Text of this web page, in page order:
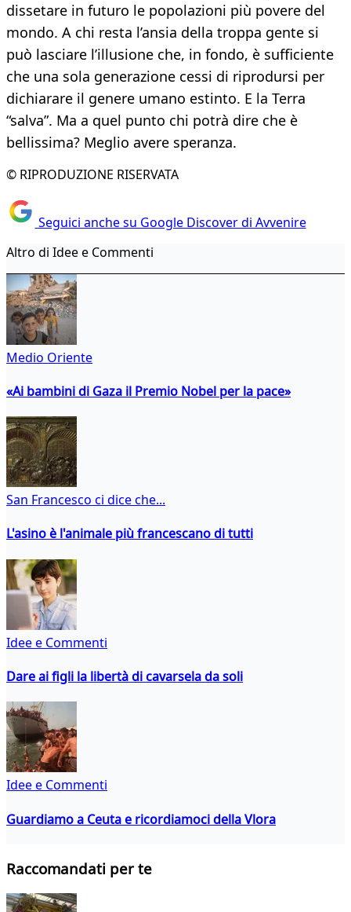
dissetare in futuro le popolazioni più povere del
mondo. A chi resta l’ansia della troppa gente si
può lasciare l’illusione che, in fondo, è sufficiente
che una sola generazione cessi di riprodursi per
dichiarare il genere umano estinto. E la Terra
“salva”. Ma a quel punto chi potrà dire che è
bellissima? Meglio avere speranza.
© RIPRODUZIONE RISERVATA
Seguici anche su Google Discover di Avvenire
Altro di Idee e Commenti
Medio Oriente
«Ai bambini di Gaza il Premio Nobel per la pace»
San Francesco ci dice che...
L'asino è l'animale più francescano di tutti
Idee e Commenti
Dare ai figli la libertà di cavarsela da soli
Idee e Commenti
Guardiamo a Ceuta e ricordiamoci della Vlora
Raccomandati per te